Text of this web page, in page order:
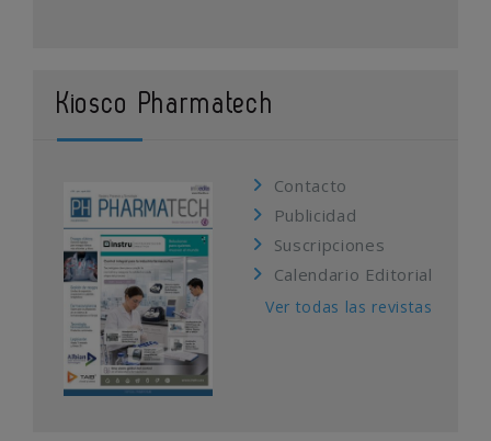
Kiosco Pharmatech
Contacto
Publicidad
Suscripciones
Calendario Editorial
Ver todas las revistas